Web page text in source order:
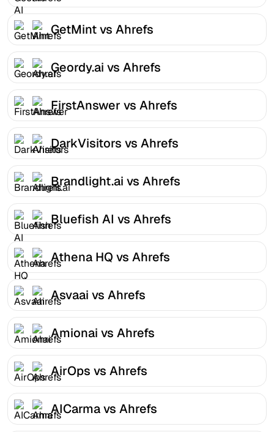
GetMint vs Ahrefs
Geordy.ai vs Ahrefs
FirstAnswer vs Ahrefs
DarkVisitors vs Ahrefs
Brandlight.ai vs Ahrefs
Bluefish AI vs Ahrefs
Athena HQ vs Ahrefs
Asvaai vs Ahrefs
Amionai vs Ahrefs
AirOps vs Ahrefs
AICarma vs Ahrefs